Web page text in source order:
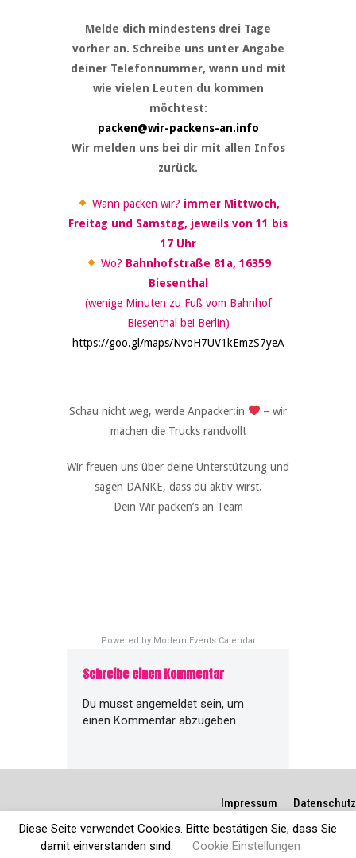
Melde dich mindestens drei Tage
vorher an. Schreibe uns unter Angabe
deiner Telefonnummer, wann und mit
wie vielen Leuten du kommen
möchtest:
packen@wir-packens-an.info
Wir melden uns bei dir mit allen Infos
zurück.
Wann packen wir? immer Mittwoch,
Freitag und Samstag, jeweils von 11 bis
17 Uhr
Wo? Bahnhofstraße 81a, 16359
Biesenthal
(wenige Minuten zu Fuß vom Bahnhof
Biesenthal bei Berlin)
https://goo.gl/maps/NvoH7UV1kEmzS7yeA
Schau nicht weg, werde Anpacker:in
– wir
machen die Trucks randvoll!
Wir freuen uns über deine Unterstützung und
sagen DANKE, dass du aktiv wirst.
Dein Wir packen’s an-Team
Powered by Modern Events Calendar
Schreibe einen Kommentar
Du musst angemeldet sein, um
einen Kommentar abzugeben.
Impressum
Datenschutz
Diese Seite verwendet Cookies. Bitte bestätigen Sie, dass Sie
damit einverstanden sind.
Cookie Einstellungen